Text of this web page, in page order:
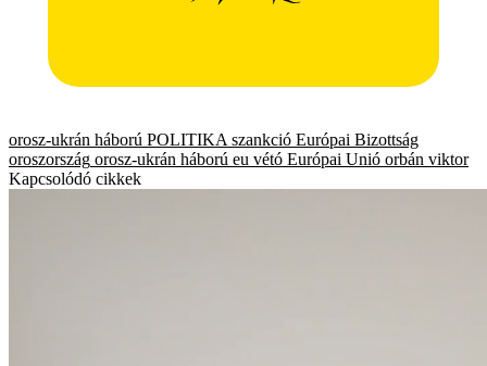
orosz-ukrán háború POLITIKA szankció Európai Bizottság
oroszország orosz-ukrán háború eu vétó Európai Unió orbán viktor
Kapcsolódó cikkek